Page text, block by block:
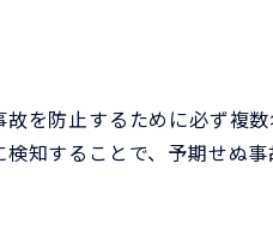
を防止するために必ず複
知することで、予期せぬ事